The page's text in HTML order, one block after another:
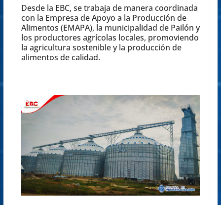
Desde la EBC, se trabaja de manera coordinada
con la Empresa de Apoyo a la Producción de
Alimentos (EMAPA), la municipalidad de Pailón y
los productores agrícolas locales, promoviendo
la agricultura sostenible y la producción de
alimentos de calidad.